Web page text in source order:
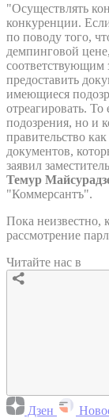
"Осуществлять
конкуренции.
по поводу того,
демпинговой
соответствующим
предоставить
имеющиеся
отреагировать.
подозрения, но и
правительство
документов,
заявил
Темур
"Коммерсантъ".
Пока неизвестно,
рассмотрение
Читайте нас в
Дзен